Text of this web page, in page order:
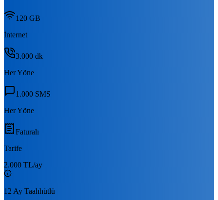
120 GB
İnternet
3.000 dk
Her Yöne
1.000 SMS
Her Yöne
Faturalı
Tarife
2.000 TL/ay
12 Ay Taahhütlü